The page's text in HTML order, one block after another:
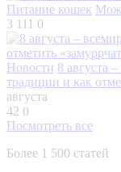
Питание кошек
3 111 0
Новости 8 августа
традиции и как
августа
42 0
Посмотреть все
Более 1 500 статей